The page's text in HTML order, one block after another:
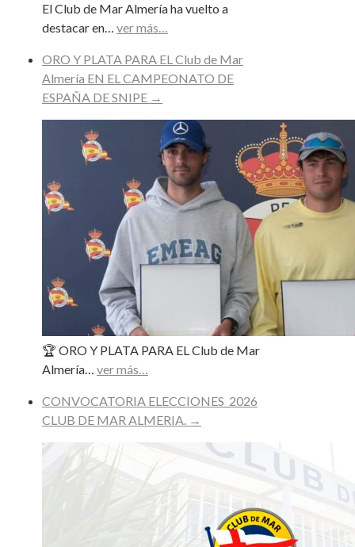
El Club de Mar Almería ha vuelto a
destacar en… ver más…
ORO Y PLATA PARA EL Club de Mar
Almería EN EL CAMPEONATO DE
ESPAÑA DE SNIPE →
🏆 ORO Y PLATA PARA EL Club de Mar
Almería… ver más…
CONVOCATORIA ELECCIONES_2026
CLUB DE MAR ALMERIA. →